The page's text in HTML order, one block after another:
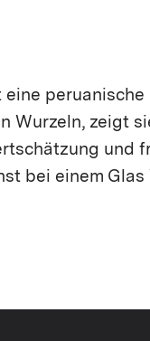
Wurzeln, zeigt
und
bei einem